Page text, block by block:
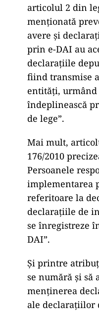
articolul 2 din
menționată
avere și
prin e-DAI au
declarațiile
fiind transmise
entități, urmând
îndeplinească
de lege”.
Mai mult,
176/2010
Persoanele
implementarea
referitoare la
declarațiile de
se înregistreze
DAI”.
Și printre
se numără și să
menținerea
ale declarațiilor